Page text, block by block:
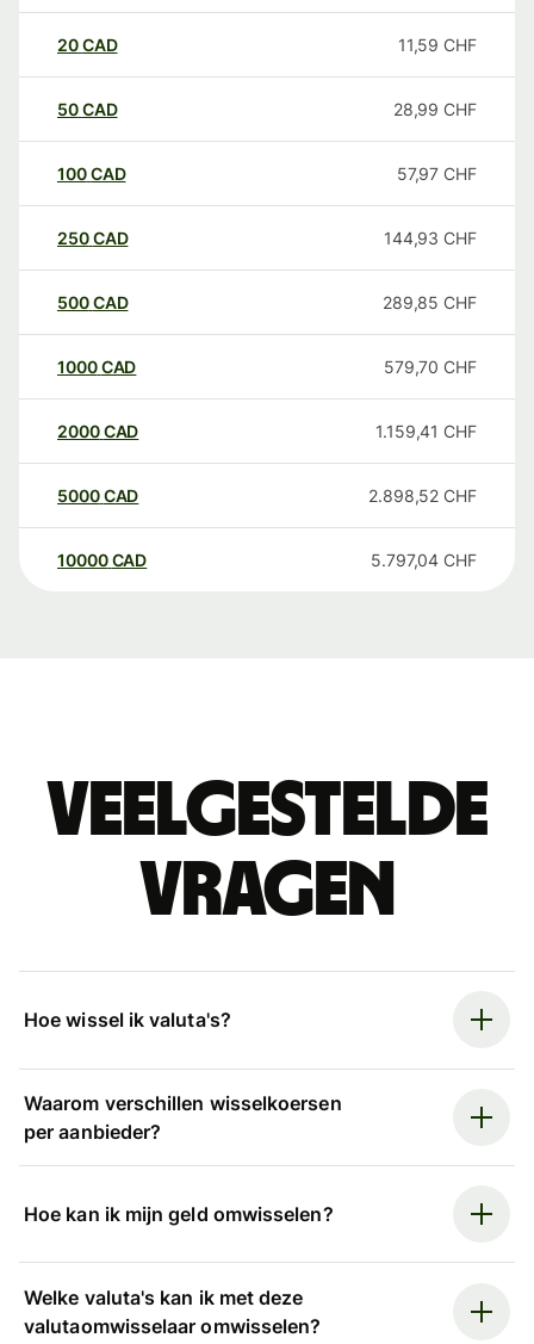
20CAD 11,59 CHF
50CAD 28,99 CHF
100CAD 57,97 CHF
250CAD 144,93 CHF
500CAD 289,85 CHF
1000CAD 579,70 CHF
2000CAD 1.159,41 CHF
5000CAD 2.898,52 CHF
10000 CAD 5.797,04 CHF
Veelgestelde
vragen
Hoe wissel ik valuta's?
Waarom verschillen wisselkoersen
per aanbieder?
Hoe kan ik mijn geld omwisselen?
Welke valuta's kan ik met deze
valutaomwisselaar omwisselen?